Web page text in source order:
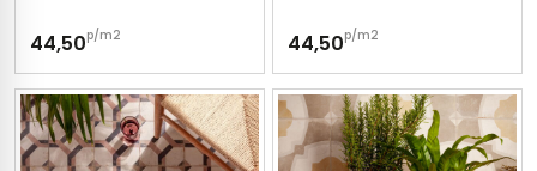
44,50p/m2 44,50p/m2